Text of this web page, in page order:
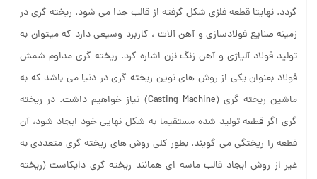
گردد. نهایتا قطعه فلزی شکل گرفته از قالب جدا می شود. ریخته گری در
زمینه صنایع فولادسازی و آهن آلات ، کاربرد وسیعی دارد که میتوان به
تولید فولاد آلیاژی و آهن زنگ نزن اشاره کرد. ریخته گری مداوم شمش
فولاد بعنوان یکی از روش های نوین ریخته گری در دنیا می باشد که به
ماشین ریخته گری (Casting Machine) نیاز خواهیم داشت. در ریخته
گری اگر قطعه تولید شده مستقیما به شکل نهایی خود ایجاد شود، آن
قطعه را ریختگی می گویند. بطور کلی روش های ریخته گری متعددی به
غیر از روش ایجاد قالب ماسه ای همانند ریخته گری دایکاست (ریخته